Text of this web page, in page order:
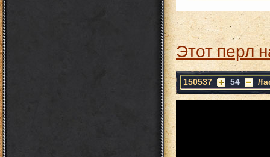
Этот перл
150537 54 /